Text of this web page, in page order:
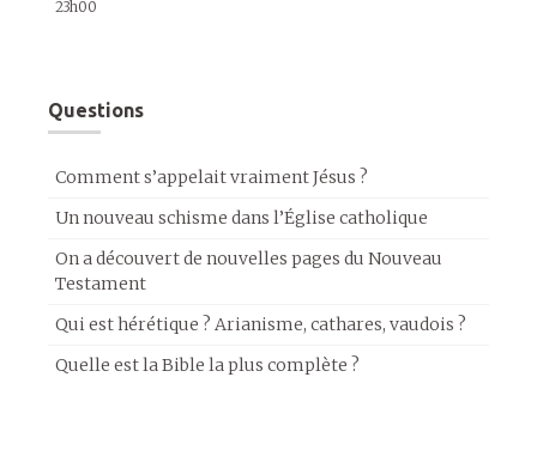
23h00
Questions
Comment s’appelait vraiment Jésus ?
Un nouveau schisme dans l’Église catholique
On a découvert de nouvelles pages du Nouveau
Testament
Qui est hérétique ? Arianisme, cathares, vaudois ?
Quelle est la Bible la plus complète ?